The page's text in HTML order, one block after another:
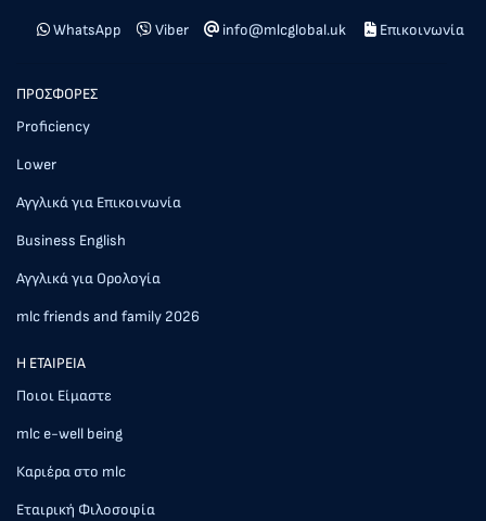
WhatsApp Viber info@mlcglobal.uk Επικοινωνία
ΠΡΟΣΦΟΡΕΣ
Proficiency
Lower
Αγγλικά για Επικοινωνία
Business English
Αγγλικά για Ορολογία
mlc friends and family 2026
Η ΕΤΑΙΡΕΙΑ
Ποιοι Είμαστε
mlc e-well being
Καριέρα στο mlc
Εταιρική Φιλοσοφία